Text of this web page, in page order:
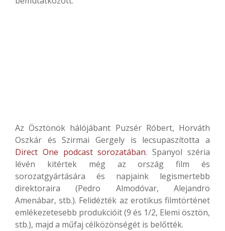
Az Ösztönök hálójábant Puzsér Róbert, Horváth
Oszkár és Szirmai Gergely is lecsupaszította a
Direct One podcast sorozatában. Spanyol széria
lévén kitértek még az ország film és
sorozatgyártására és napjaink legismertebb
direktoraira (Pedro Almodóvar, Alejandro
Amenábar, stb.). Felidézték az erotikus filmtörténet
emlékezetesebb produkcióit (9 és 1/2, Elemi ösztön,
stb.), majd a műfaj célközönségét is belőtték.